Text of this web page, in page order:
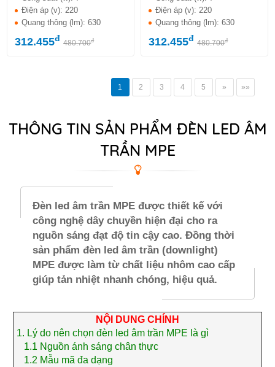
Điện áp (v): 220
Quang thông (lm):630
312.455đ 480.700đ
Điện áp (v): 220
Quang thông (lm):630
312.455đ 480.700đ
1 2 3 4 5 » »»
THÔNG TIN SẢN PHẨM ĐÈN LED ÂM
TRẦN MPE
Đèn led âm trần MPE được thiết kế với
công nghệ dây chuyền hiện đại cho ra
nguồn sáng đạt độ tin cậy cao. Đồng thời
sản phẩm đèn led âm trần (downlight)
MPE được làm từ chất liệu nhôm cao cấp
giúp tản nhiệt nhanh chóng, hiệu quả.
NỘI DUNG CHÍNH
1. Lý do nên chọn đèn led âm trần MPE là gì
1.1 Nguồn ánh sáng chân thực
1.2 Mẫu mã đa dạng